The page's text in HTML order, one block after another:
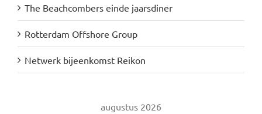
The Beachcombers einde jaarsdiner
Rotterdam Offshore Group
Netwerk bijeenkomst Reikon
augustus 2026